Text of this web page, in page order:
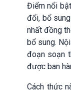
Điểm nổi
đổi, bổ
nhất đồng
bổ sung.
đoạn soạn
được ban
Cách thức